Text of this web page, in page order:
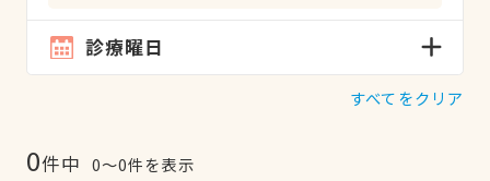
診療曜日
すべてをクリア
0件中 0〜0件を表示